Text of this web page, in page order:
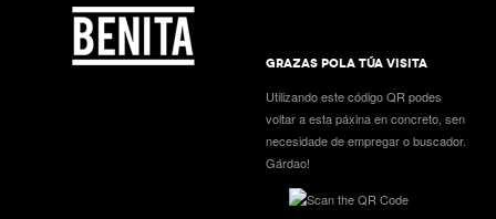
GRAZAS POLA TÚA VISITA
Utilizando este código QR podes
voltar a esta páxina en concreto, sen
necesidade de empregar o buscador.
Gárdao!